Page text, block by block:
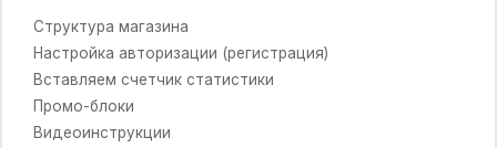
Структура магазина
Настройка авторизации (регистрация)
Вставляем счетчик статистики
Промо-блоки
Видеоинструкции